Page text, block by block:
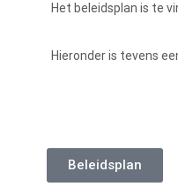
Het beleidsplan is te
Hieronder is tevens
Beleidsplan